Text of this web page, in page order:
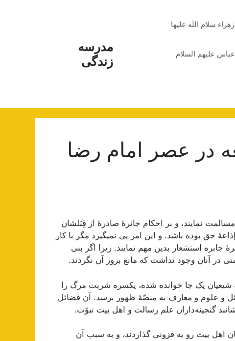
مدرسه
زندگی
سلام اللَه علیها
علیهم السلام
در عصر امام‌ رضا
نمايند، و بر احکام‌ جائرۀ صادرۀ از قِبَلشان‌
حق‌ بوده‌ باشد. و اين‌ امر پی نمیگيرد مگر با کار
جابره‌ استشعار بدين‌ مهم‌ نمايند. زيرا اگر بنی
در آنان‌ وجود نداشت‌ که‌ مانع‌ بروز آن‌ نگردند.
شيعيان‌ يک جا خوانده‌ شده‌، يکسره‌ شربت‌ مرگ‌ را
و علوم‌ و معارف‌ به‌ منصّۀ ظهور برسد. آن‌ فضائل‌
گنجينه‌داران‌ علم‌ رسالت‌ و اهل‌ بيت‌ نبوّت‌.
اهل‌ بيت‌ رو به‌ فزونی گذاردند، و به‌ سبب‌ آن‌